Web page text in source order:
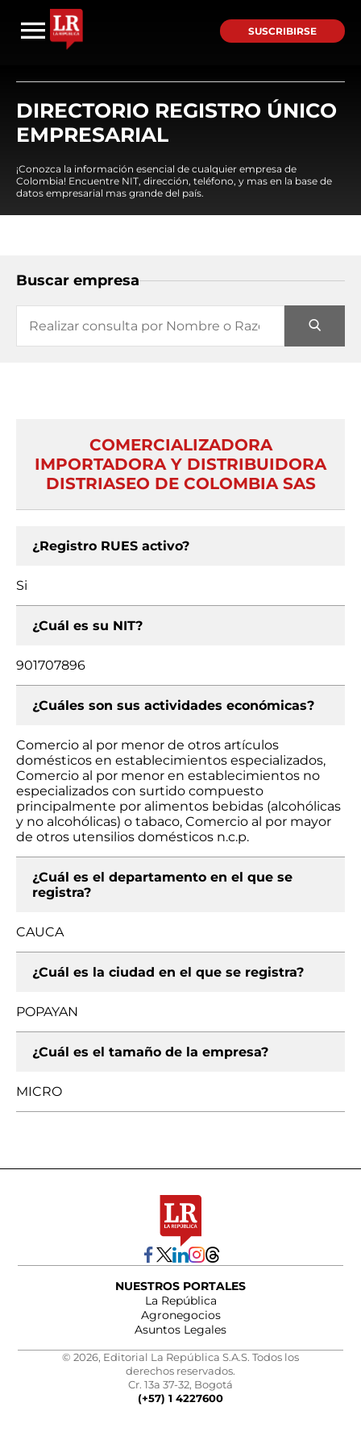
SUSCRIBIRSE
DIRECTORIO REGISTRO ÚNICO
EMPRESARIAL
¡Conozca la información esencial de cualquier empresa de
Colombia! Encuentre NIT, dirección, teléfono, y mas en la base de
datos empresarial mas grande del país.
Buscar empresa
COMERCIALIZADORA
IMPORTADORA Y DISTRIBUIDORA
DISTRIASEO DE COLOMBIA SAS
¿Registro RUES activo?
Si
¿Cuál es su NIT?
901707896
¿Cuáles son sus actividades económicas?
Comercio al por menor de otros artículos
domésticos en establecimientos especializados,
Comercio al por menor en establecimientos no
especializados con surtido compuesto
principalmente por alimentos bebidas (alcohólicas
y no alcohólicas) o tabaco, Comercio al por mayor
de otros utensilios domésticos n.c.p.
¿Cuál es el departamento en el que se
registra?
CAUCA
¿Cuál es la ciudad en el que se registra?
POPAYAN
¿Cuál es el tamaño de la empresa?
MICRO
NUESTROS PORTALES
La República
Agronegocios
Asuntos Legales
© 2026, Editorial La República S.A.S. Todos los
derechos reservados.
Cr. 13a 37-32, Bogotá
(+57) 1 4227600